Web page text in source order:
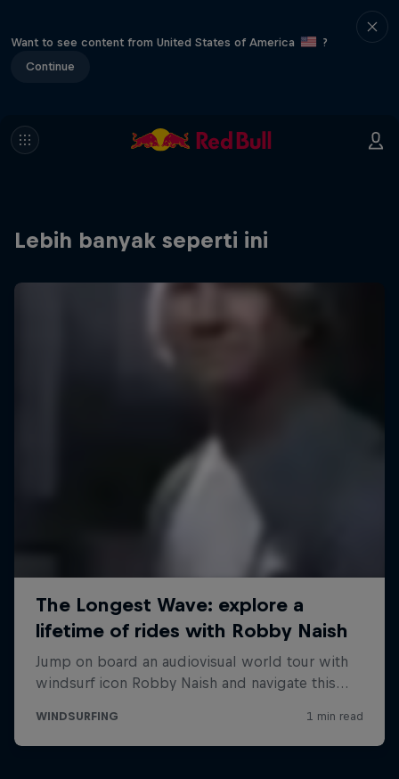
Want to see content from United States of America
?
Continue
Lebih banyak seperti ini